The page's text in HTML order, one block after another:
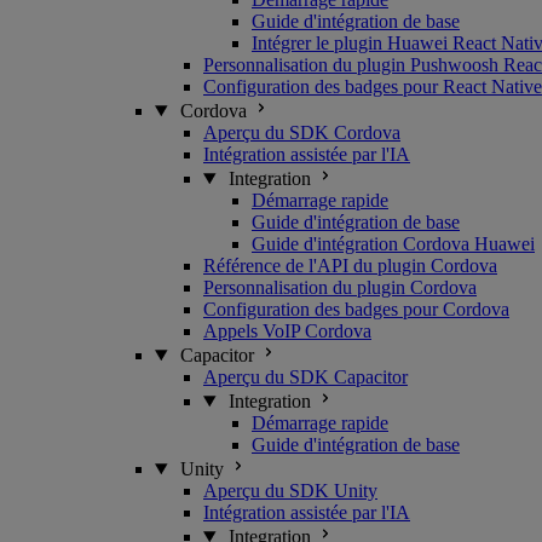
Guide d'intégration de base
Intégrer le plugin Huawei React
Personnalisation du plugin Pushwoosh
Configuration des badges pour React Native
Cordova
Aperçu du SDK Cordova
Intégration assistée par l'IA
Integration
Démarrage rapide
Guide d'intégration de base
Guide d'intégration Cordova Huawei
Référence de l'API du plugin Cordova
Personnalisation du plugin Cordova
Configuration des badges pour Cordova
Appels VoIP Cordova
Capacitor
Aperçu du SDK Capacitor
Integration
Démarrage rapide
Guide d'intégration de base
Unity
Aperçu du SDK Unity
Intégration assistée par l'IA
Integration